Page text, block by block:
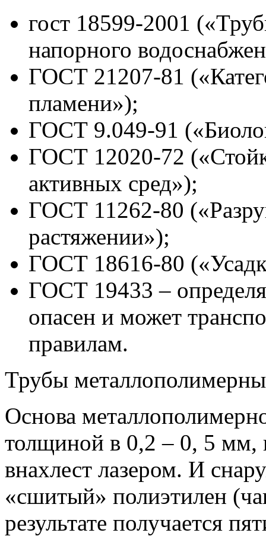
гост 18599-2001
напорного
ГОСТ 21207-81
пламени»);
ГОСТ 9.049-91
ГОСТ 12020-72
активных сред»);
ГОСТ 11262-80
растяжении»);
ГОСТ 18616-80
ГОСТ 19433 –
опасен и может
правилам.
Трубы
Основа
толщиной в 0,2 – 0, 5 мм,
внахлест лазером. И
«сшитый» полиэтилен
результате получается